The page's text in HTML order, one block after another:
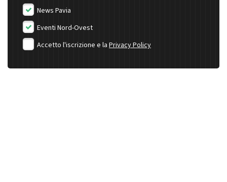
News Pavia
Eventi Nord-Ovest
Accetto l'iscrizione e la Privacy Policy